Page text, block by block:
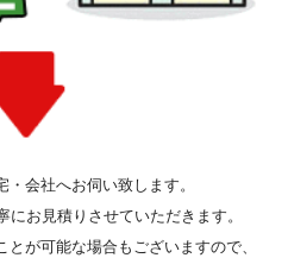
会社へお伺い致します。
お見積りさせていただきます。
が可能な場合もございますので、